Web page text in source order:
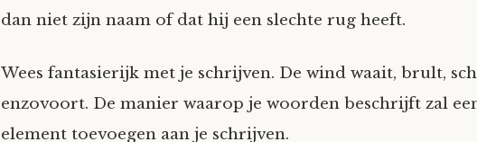
dan niet zijn naam of dat hij een slechte rug heeft.
Wees fantasierijk met je schrijven. De wind waait, brult,
enzovoort. De manier waarop je woorden beschrijft zal
element toevoegen aan je schrijven.